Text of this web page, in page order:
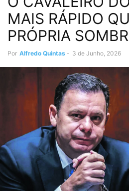
MAIS RÁPIDO
PRÓPRIA
Por Alfredo Quintas - 3 de Junho, 2026